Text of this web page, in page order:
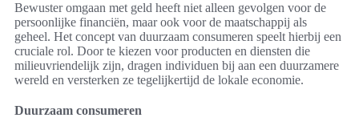
Bewuster omgaan met geld heeft niet alleen gevolgen voor de
persoonlijke financiën, maar ook voor de maatschappij als
geheel. Het concept van duurzaam consumeren speelt hierbij een
cruciale rol. Door te kiezen voor producten en diensten die
milieuvriendelijk zijn, dragen individuen bij aan een duurzamere
wereld en versterken ze tegelijkertijd de lokale economie.
Duurzaam consumeren